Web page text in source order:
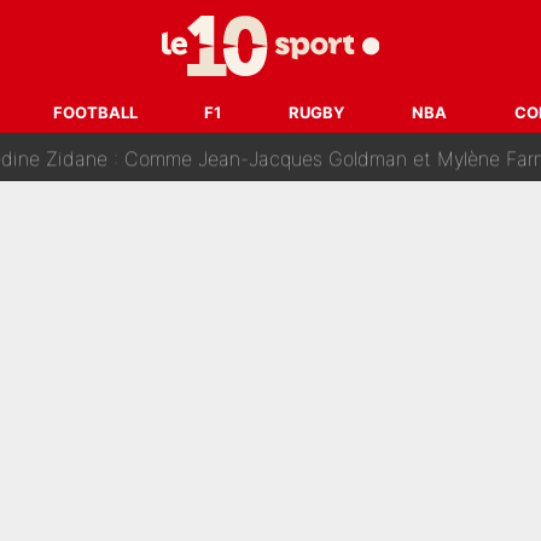
FOOTBALL F1 RUGBY NBA
: Son transfert au PSG est annoncé en Espagne !
battre, Safonov numéro un… Le PSG se lance encore dans un gros
Jean-Jacques Goldman et Mylène Farmer, le nouveau sélectionneur de